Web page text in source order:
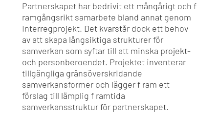
Partnerskapet har bedrivit ett mångårigt och f
ramgångsrikt samarbete bland annat genom
Interregprojekt. Det kvarstår dock ett behov
av att skapa långsiktiga strukturer för
samverkan som syftar till att minska projekt-
och personberoendet. Projektet inventerar
tillgängliga gränsöverskridande
samverkansformer och lägger f ram ett
förslag till lämplig f ramtida
samverkansstruktur för partnerskapet.